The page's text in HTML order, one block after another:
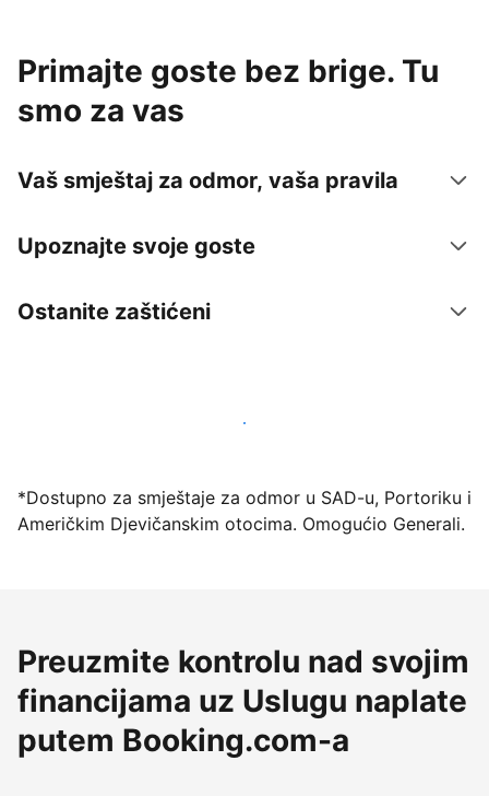
Primajte goste bez brige. Tu
smo za vas
Vaš smještaj za odmor, vaša pravila
Upoznajte svoje goste
Ostanite zaštićeni
*Dostupno za smještaje za odmor u SAD-u, Portoriku i
Američkim Djevičanskim otocima. Omogućio Generali.
Preuzmite kontrolu nad svojim
financijama uz Uslugu naplate
putem Booking.com-a